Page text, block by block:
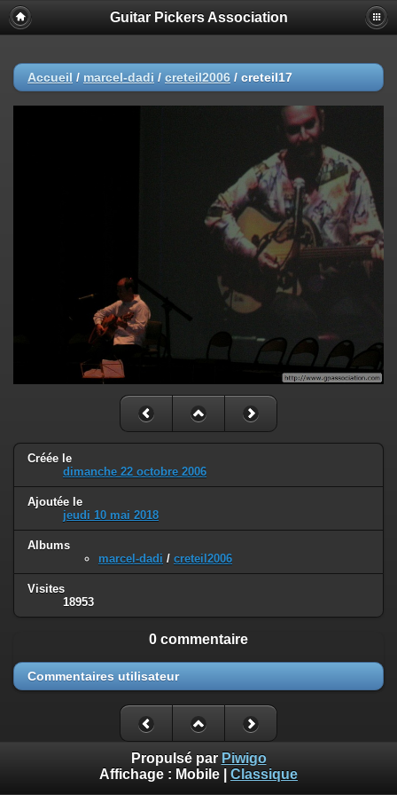
Guitar Pickers Association
Accueil / marcel-dadi / creteil2006 / creteil17
Créée le
dimanche 22 octobre 2006
Ajoutée le
jeudi 10 mai 2018
Albums
marcel-dadi / creteil2006
Visites
18953
0 commentaire
Commentaires utilisateur
Propulsé par Piwigo
Affichage : Mobile Classique